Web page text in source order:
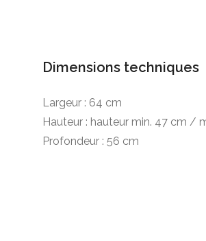
Dimensions techniques
Largeur : 64 cm
Hauteur : hauteur min. 47 cm /
Profondeur : 56 cm